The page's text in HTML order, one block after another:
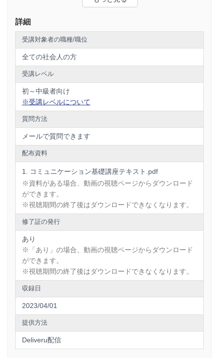
・1講義10分以内。倍速再生も可能。スキマ時間を有効活用
長〜い講義ビデオは集中力が持ちません。だから本講座は基
本1講義10分以内。
さらに倍速再生も可能なので、早起きして、または寝る前の
時間を有効活用できます。
もちろんスマホ対応だから移動中のスキマ時間活用も。
・いつでも、どこでもオンラインで
録画配信型の「ビデオ講義」と「演習問題」で学ぶ方式なの
で、セミナー開催日時に拘束されたり、会場に移動する手間
がありません。会社でも、ご自宅でも、移動中にスマホでも
受講できます。
・忙しくても大丈夫！受講可能期間は14日間
受講可能期間は14日間。毎日1講義ずつ。あるいは週末にま
とめて。自分のペースで受講できます。
■このような方を対象とした講座です
・コミュニケーションが苦手な方
・仕事がうまく進められないとお悩みの方
・上司や部下との人間関係にお悩みの方
・コミュニケーションについて学び直したい方
■受講者アンケートより
・自分の報告がなぜわかりづらいのかが理解できた（K.K様
製造）
・話し方一つに対して、細かいテクニックがたくさんあって
よかったです（T.N様 金属加工）
・実践で自分の改善点がわかった（I.T様 教育サービス）
3.話し方の基本 〜声〜
・まず伝えたいことを整理せよ
・話し方で注意すべきこと
4.話し方の基本 〜態度〜
・「何を話すか」より「どう話すか」が重要
・相手に伝えたければ相手を見て話せ
5.明日から使える伝え方の技術
・ビジネスは結論が先、理由・詳細は後
・短く話す
・具体的に話す
・オンラインコミュニケーションのポイント
詳細
受講対象者の職種/職位
全ての社会人の方
受講レベル
初～中級者向け
※受講レベルについて
質問方法
メールで質問できます
配布資料
コミュニケーション基礎講座テキスト.pdf
※資料がある場合、動画の視聴ページからダウンロード
ができます。
※視聴期間の終了後はダウンロードできなくなります。
修了証の発行
あり
※「あり」の場合、動画の視聴ページからダウンロード
ができます。
※視聴期間の終了後はダウンロードできなくなります。
収録日
2023/04/01
提供方法
Deliveru配信